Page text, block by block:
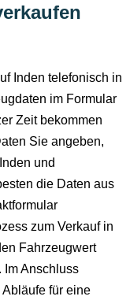
Inden telefonisch in
im Formular
Zeit bekommen
Sie angeben,
und
die Daten aus
zum Verkauf in
Fahrzeugwert
Im Anschluss
für eine